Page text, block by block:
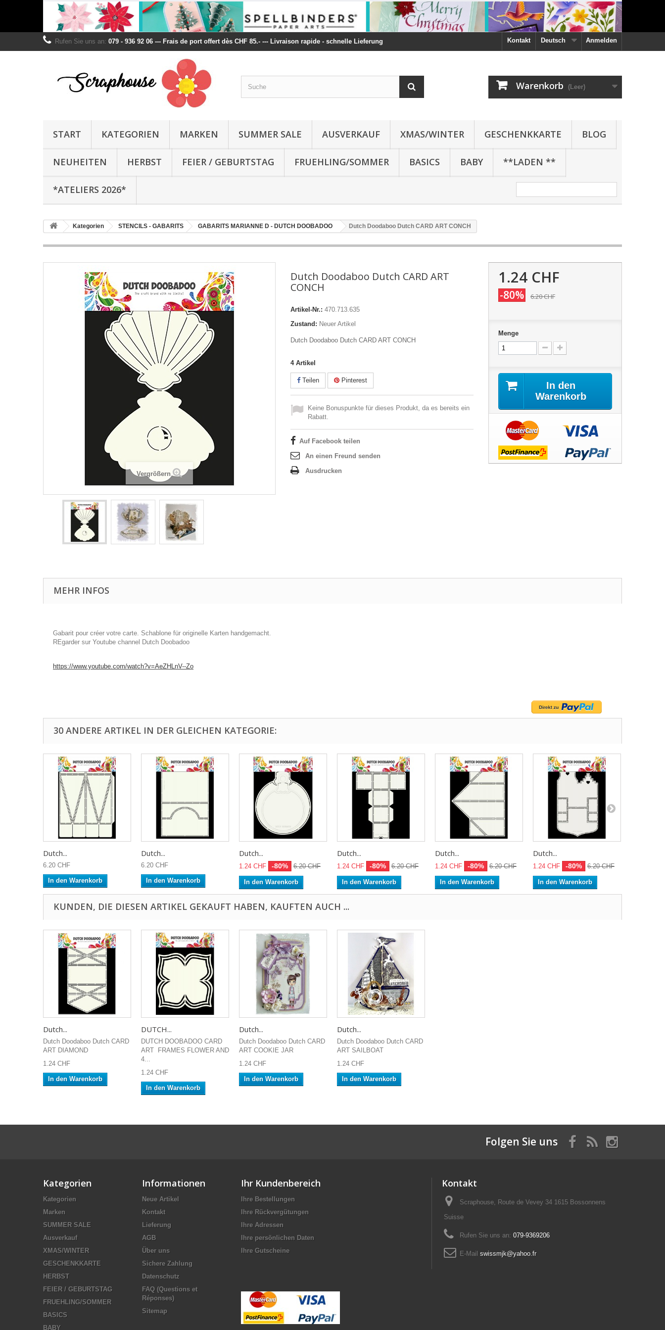
Anmelden
Deutsch
Kontakt
Rufen Sie uns an: 079 - 936 92 06 --- Frais de port offert dès CHF 85.- --- Livraison rapide - schnelle Lieferung
Warenkorb (Leer)
START KATEGORIEN MARKEN SUMMER SALE AUSVERKAUF XMAS/WINTER GESCHENKKARTE BLOG
NEUHEITEN HERBST FEIER / GEBURTSTAG FRUEHLING/SOMMER BASICS BABY **LADEN **
*ATELIERS 2026*
Kategorien STENCILS - GABARITS GABARITS MARIANNE D - DUTCH DOOBADOO Dutch Doodaboo Dutch CARD ART CONCH
Vergrößern
Dutch Doodaboo Dutch CARD ART
CONCH
Artikel-Nr.: 470.713.635
Zustand: Neuer Artikel
Dutch Doodaboo Dutch CARD ART CONCH
4 Artikel
Teilen Pinterest
Keine Bonuspunkte für dieses Produkt, da es bereits ein
Rabatt.
Auf Facebook teilen
An einen Freund senden
Ausdrucken
1.24 CHF
-80% 6.20 CHF
Menge
In den
Warenkorb
MEHR INFOS
Gabarit pour créer votre carte. Schablone für originelle Karten handgemacht.
REgarder sur Youtube channel Dutch Doobadoo
https://www.youtube.com/watch?v=AeZHLnV--Zo
30 ANDERE ARTIKEL IN DER GLEICHEN KATEGORIE:
Dutch...
6.20 CHF
In den Warenkorb
Dutch...
6.20 CHF
In den Warenkorb
Dutch...
1.24 CHF -80% 6.20 CHF
In den Warenkorb
Dutch...
1.24 CHF -80% 6.20 CHF
In den Warenkorb
Dutch...
1.24 CHF -80% 6.20 CHF
In den Warenkorb
Dutch...
1.24 CHF -80% 6.20 CHF
In den Warenkorb
KUNDEN, DIE DIESEN ARTIKEL GEKAUFT HABEN, KAUFTEN AUCH ...
Dutch...
Dutch Doodaboo Dutch CARD
ART DIAMOND
1.24 CHF
In den Warenkorb
DUTCH...
DUTCH DOOBADOO CARD
ART FRAMES FLOWER AND
4...
1.24 CHF
In den Warenkorb
Dutch...
Dutch Doodaboo Dutch CARD
ART COOKIE JAR
1.24 CHF
In den Warenkorb
Dutch...
Dutch Doodaboo Dutch CARD
ART SAILBOAT
1.24 CHF
In den Warenkorb
Folgen Sie uns
Kategorien
Kategorien
Marken
SUMMER SALE
Ausverkauf
XMAS/WINTER
GESCHENKKARTE
HERBST
FEIER / GEBURTSTAG
FRUEHLING/SOMMER
BASICS
BABY
Informationen
Neue Artikel
Kontakt
Lieferung
AGB
Über uns
Sichere Zahlung
Datenschutz
FAQ (Questions et
Réponses)
Sitemap
Ihr Kundenbereich
Ihre Bestellungen
Ihre Rückvergütungen
Ihre Adressen
Ihre persönlichen Daten
Ihre Gutscheine
Kontakt
Scraphouse, Route de Vevey 34 1615 Bossonnens
Suisse
Rufen Sie uns an: 079-9369206
E-Mail swissmjk@yahoo.fr